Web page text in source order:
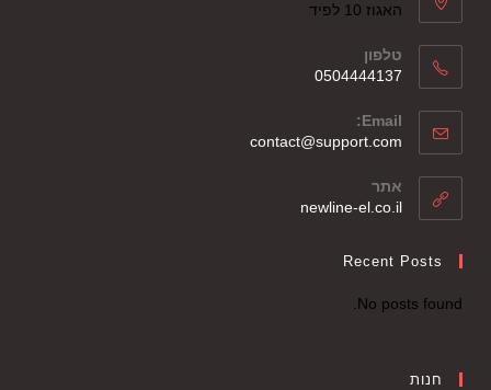
האגוז 10 לפיד
טלפון
0504444137
Email:
contact@support.com
אתר
newline-el.co.il
Recent Posts
No posts found.
חנות